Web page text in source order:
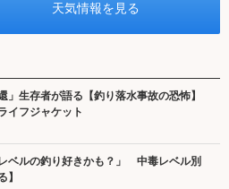
」生存者が語る【釣り落水事故の恐怖】
イフジャケット
レベルの釣り好きかも？」 中毒レベル別
】